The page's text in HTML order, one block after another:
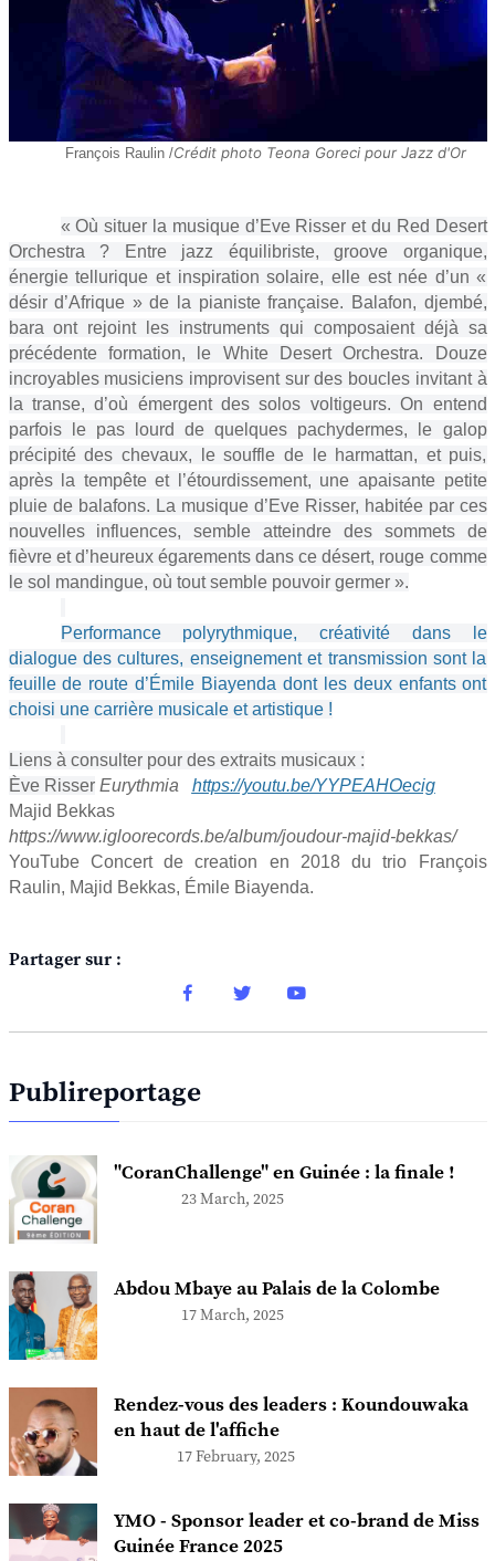
François Raulin /Crédit photo Teona Goreci pour Jazz d'Or
« Où situer la musique d’Eve Risser et du Red Desert
Orchestra ? Entre jazz équilibriste, groove organique,
énergie tellurique et inspiration solaire, elle est née d’un «
désir d’Afrique » de la pianiste française. Balafon, djembé,
bara ont rejoint les instruments qui composaient déjà sa
précédente formation, le White Desert Orchestra. Douze
incroyables musiciens improvisent sur des boucles invitant à
la transe, d’où émergent des solos voltigeurs. On entend
parfois le pas lourd de quelques pachydermes, le galop
précipité des chevaux, le souffle de le harmattan, et puis,
après la tempête et l’étourdissement, une apaisante petite
pluie de balafons. La musique d’Eve Risser, habitée par ces
nouvelles influences, semble atteindre des sommets de
fièvre et d’heureux égarements dans ce désert, rouge comme
le sol mandingue, où tout semble pouvoir germer ».
Performance polyrythmique, créativité dans le
dialogue des cultures, enseignement et transmission sont la
feuille de route d’Émile Biayenda dont les deux enfants ont
choisi une carrière musicale et artistique !
Liens à consulter pour des extraits musicaux :
Ève RisserEurythmia https://youtu.be/YYPEAHOecig
Majid Bekkas
https://www.igloorecords.be/album/joudour-majid-bekkas/
YouTube Concert de creation en 2018 du trio François
Raulin, Majid Bekkas, Émile Biayenda.
Partager sur :
Publireportage
"CoranChallenge" en Guinée : la finale !
23 March, 2025
Abdou Mbaye au Palais de la Colombe
17 March, 2025
Rendez-vous des leaders : Koundouwaka
en haut de l'affiche
17 February, 2025
YMO - Sponsor leader et co-brand de Miss
Guinée France 2025